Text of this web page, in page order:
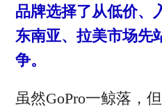
品牌选择了从低价、
东南亚、拉美市场先
争。
虽然GoPro一鲸落，但